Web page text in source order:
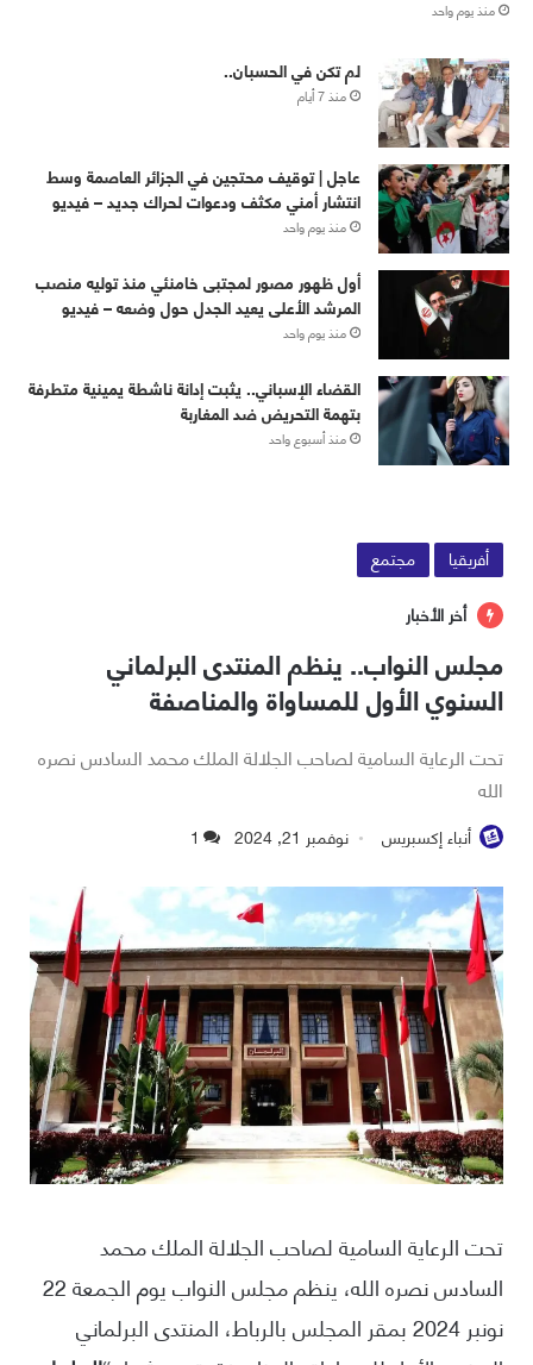
منذ يوم واحد
لم تكن في الحسبان..
منذ 7 أيام
عاجل | توقيف محتجين في الجزائر العاصمة وسط
انتشار أمني مكثف ودعوات لحراك جديد – فيديو
منذ يوم واحد
أول ظهور مصور لمجتبى خامنئي منذ توليه منصب
المرشد الأعلى يعيد الجدل حول وضعه – فيديو
منذ يوم واحد
القضاء الإسباني.. يثبت إدانة ناشطة يمينية متطرفة
بتهمة التحريض ضد المغاربة
منذ أسبوع واحد